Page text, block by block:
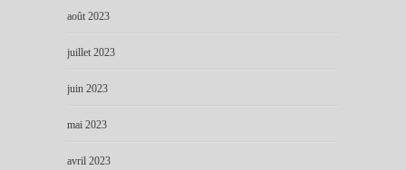
août 2023
juillet 2023
juin 2023
mai 2023
avril 2023